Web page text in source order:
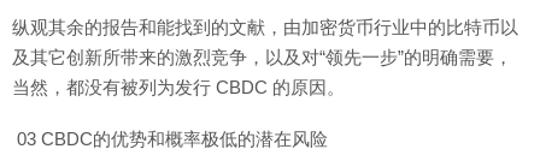
纵观其余的报告和能找到的文献，由加密货币行业中的比特币以
及其它创新所带来的激烈竞争，以及对“领先一步”的明确需要，
当然，都没有被列为发行 CBDC 的原因。
03 CBDC的优势和概率极低的潜在风险